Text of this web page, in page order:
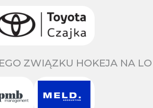
ZWIĄZKU HOKEJA NA